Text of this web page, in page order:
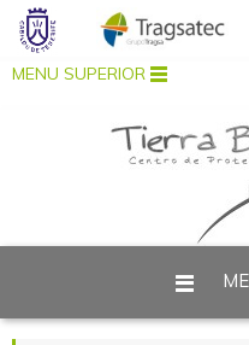
MENU SUPERIOR